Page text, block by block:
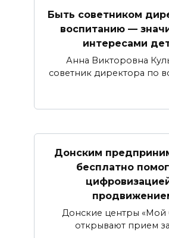
Быть советником
воспитанию —
интересами
Анна Викторовна
советник директора по
Донским
бесплатно
Донские центры «Мой
открывают прием